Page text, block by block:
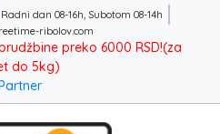
Radni dan 08-16h, Subotom 08-14h
ribolov.com
preko 6000 RSD!(za
do 5kg)